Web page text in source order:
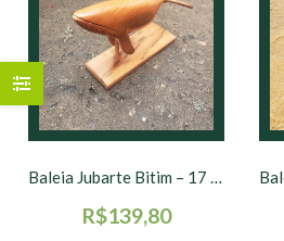
Baleia Jubarte Bitim – 17 x 7 x 12 cm
R$139,80